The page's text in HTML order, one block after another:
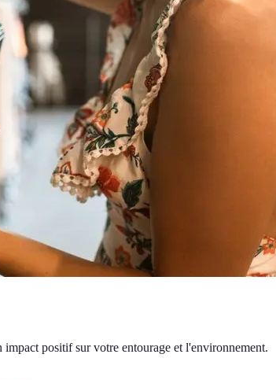
positif sur votre entourage et l'environnement.